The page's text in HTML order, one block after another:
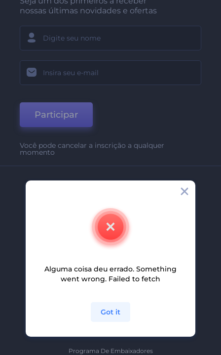
nossas últimas novidades e ofertas
Participar
Você pode cancelar a inscrição a qualquer
momento
Contate-Nos
Carreiras
Programa De Afiliados
Programa De Embaixadores
Alguma coisa deu errado. Something
went wrong. Failed to fetch
Got it